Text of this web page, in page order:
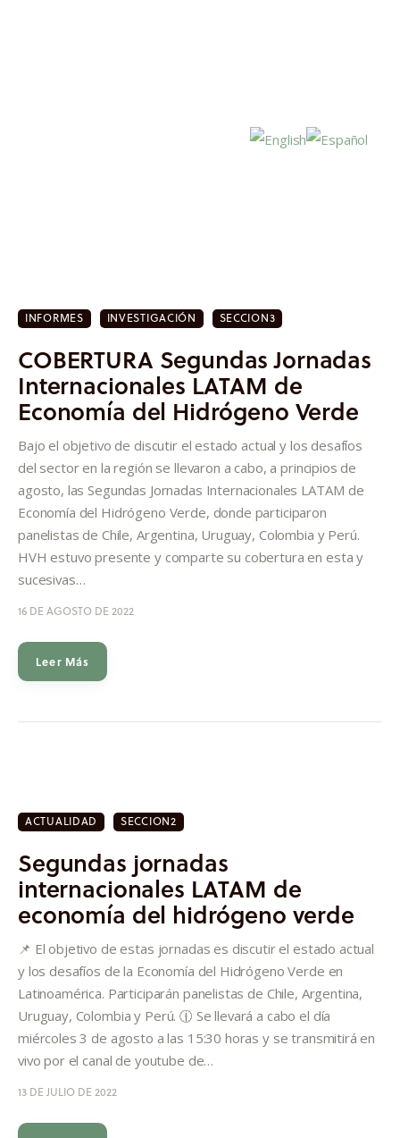
Investigación
Proyectos
Informes
Quiénes somos
INFORMES INVESTIGACIÓN SECCION3
COBERTURA Segundas Jornadas
Internacionales LATAM de
Economía del Hidrógeno Verde
Bajo el objetivo de discutir el estado actual y los desafíos
del sector en la región se llevaron a cabo, a principios de
agosto, las Segundas Jornadas Internacionales LATAM de
Economía del Hidrógeno Verde, donde participaron
panelistas de Chile, Argentina, Uruguay, Colombia y Perú.
HVH estuvo presente y comparte su cobertura en esta y
sucesivas…
16 DE AGOSTO DE 2022
Leer Más
ACTUALIDAD SECCION2
Segundas jornadas
internacionales LATAM de
economía del hidrógeno verde
📌 El objetivo de estas jornadas es discutir el estado actual
y los desafíos de la Economía del Hidrógeno Verde en
Latinoamérica. Participarán panelistas de Chile, Argentina,
Uruguay, Colombia y Perú. 🕧 Se llevará a cabo el día
miércoles 3 de agosto a las 15:30 horas y se transmitirá en
vivo por el canal de youtube de…
13 DE JULIO DE 2022